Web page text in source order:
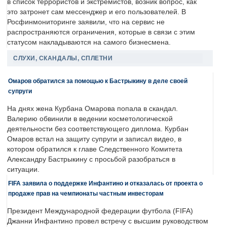
в список террористов и экстремистов, возник вопрос, как
это затронет сам мессенджер и его пользователей. В
Росфинмониторинге заявили, что на сервис не
распространяются ограничения, которые в связи с этим
статусом накладываются на самого бизнесмена.
СЛУХИ, СКАНДАЛЫ, СПЛЕТНИ
Омаров обратился за помощью к Бастрыкину в деле своей
супруги
На днях жена Курбана Омарова попала в скандал.
Валерию обвинили в ведении косметологической
деятельности без соответствующего диплома. Курбан
Омаров встал на защиту супруги и записал видео, в
котором обратился к главе Следственного Комитета
Александру Бастрыкину с просьбой разобраться в
ситуации.
FIFA заявила о поддержке Инфантино и отказалась от проекта о
продаже прав на чемпионаты частным инвесторам
Президент Международной федерации футбола (FIFA)
Джанни Инфантино провел встречу с высшим руководством